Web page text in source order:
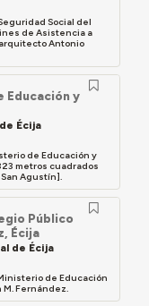
Social del
de Asistencia a
Antonio
Educación y
Écija
de Educación y
metros cuadrados
Agustín].
Público
Écija
de Écija
de Educación
M. Fernández.